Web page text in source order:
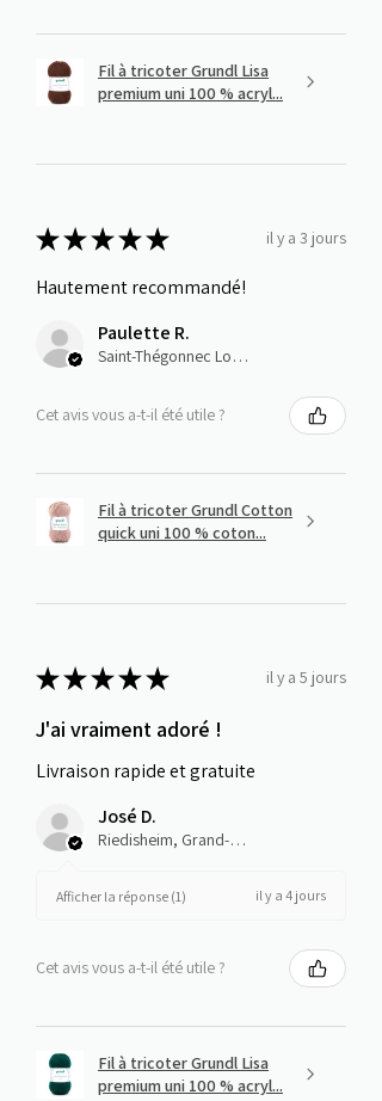
Fil à tricoter Grundl Lisa
premium uni 100 % acryl...
★★★★★ il y a 3 jours
Hautement recommandé!
Paulette R.
Saint-Thégonnec Loc-Eguiner, E
Cet avis vous a-t-il été utile ?
Fil à tricoter Grundl Cotton
quick uni 100 % coton...
★★★★★ il y a 5 jours
J'ai vraiment adoré !
Livraison rapide et gratuite
José D.
Riedisheim, Grand-Est
Afficher la réponse (1) il y a 4 jours
Cet avis vous a-t-il été utile ?
Fil à tricoter Grundl Lisa
premium uni 100 % acryl...